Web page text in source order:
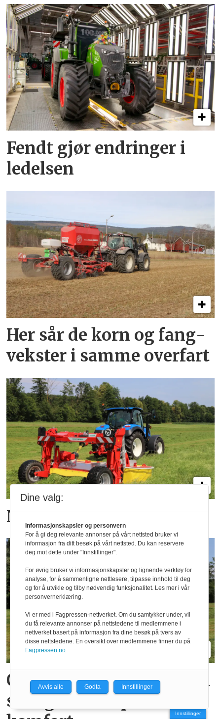
Fendt gjør endringer i
ledelsen
Her sår de korn og fang­
vekster i samme overfart
Novacat blir breiere
Oppgradert Boss og Profi
skal gi mer kapasitet og
Innstillinger
Dine valg:
Informasjonskapsler og personvern
For å gi deg relevante annonser på vårt nettsted bruker vi
informasjon fra ditt besøk på vårt nettsted. Du kan reservere
deg mot dette under "Innstillinger".
For øvrig bruker vi informasjonskapsler og lignende verktøy for
analyse, for å sammenligne nettlesere, tilpasse innhold til deg
og for å utvikle og tilby nødvendig funksjonalitet. Les mer i vår
personvernerklæring.
Vi er med i Fagpressen-nettverket. Om du samtykker under, vil
du få relevante annonser på nettstedene til medlemmene i
nettverket basert på informasjon fra dine besøk på tvers av
disse nettstedene. En oversikt over medlemmene finner du på
Fagpressen.no.
Avvis alle Godta Innstillinger